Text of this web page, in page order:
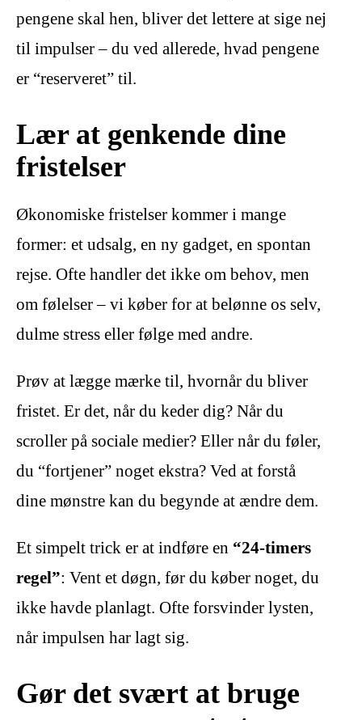
pengene skal hen, bliver det lettere at sige nej
til impulser – du ved allerede, hvad pengene
er “reserveret” til.
Lær at genkende dine
fristelser
Økonomiske fristelser kommer i mange
former: et udsalg, en ny gadget, en spontan
rejse. Ofte handler det ikke om behov, men
om følelser – vi køber for at belønne os selv,
dulme stress eller følge med andre.
Prøv at lægge mærke til, hvornår du bliver
fristet. Er det, når du keder dig? Når du
scroller på sociale medier? Eller når du føler,
du “fortjener” noget ekstra? Ved at forstå
dine mønstre kan du begynde at ændre dem.
Et simpelt trick er at indføre en “24-timers
regel”: Vent et døgn, før du køber noget, du
ikke havde planlagt. Ofte forsvinder lysten,
når impulsen har lagt sig.
Gør det svært at bruge